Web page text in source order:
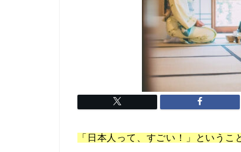
「日本人って、すごい！」というこ